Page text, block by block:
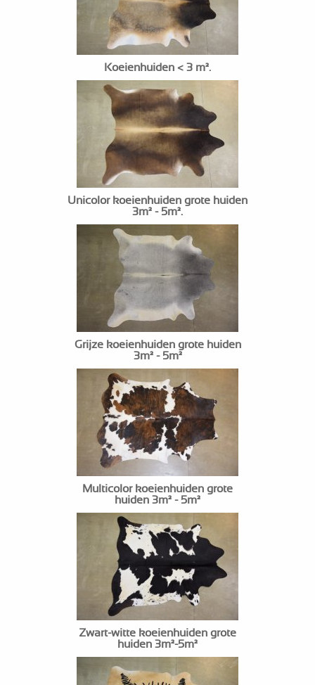
Koeienhuiden < 3 m².
Unicolor koeienhuiden grote huiden
3m² - 5m².
Grijze koeienhuiden grote huiden
3m² - 5m²
Multicolor koeienhuiden grote
huiden 3m² - 5m²
Zwart-witte koeienhuiden grote
huiden 3m²-5m²